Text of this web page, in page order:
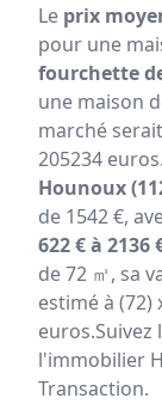
Le prix
pour une
fourchette
une maison
marché
205234
Hounoux
de 1542 €,
622 € à 2136
de 72 ㎡, sa
estimé à (72)
l'immobilier
Transaction.